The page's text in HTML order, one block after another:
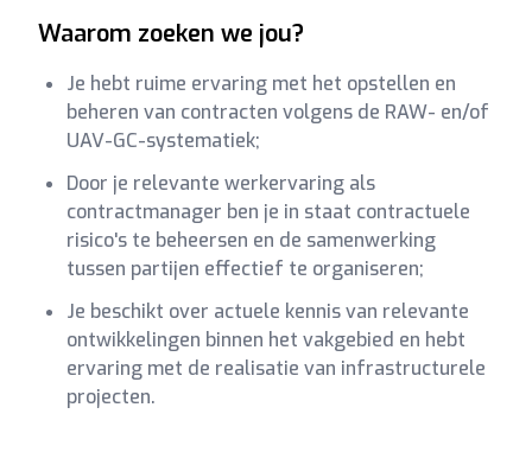
Waarom zoeken we jou?
Je hebt ruime ervaring met het opstellen en
beheren van contracten volgens de RAW- en/of
UAV-GC-systematiek;
Door je relevante werkervaring als
contractmanager ben je in staat contractuele
risico's te beheersen en de samenwerking
tussen partijen effectief te organiseren;
Je beschikt over actuele kennis van relevante
ontwikkelingen binnen het vakgebied en hebt
ervaring met de realisatie van infrastructurele
projecten.